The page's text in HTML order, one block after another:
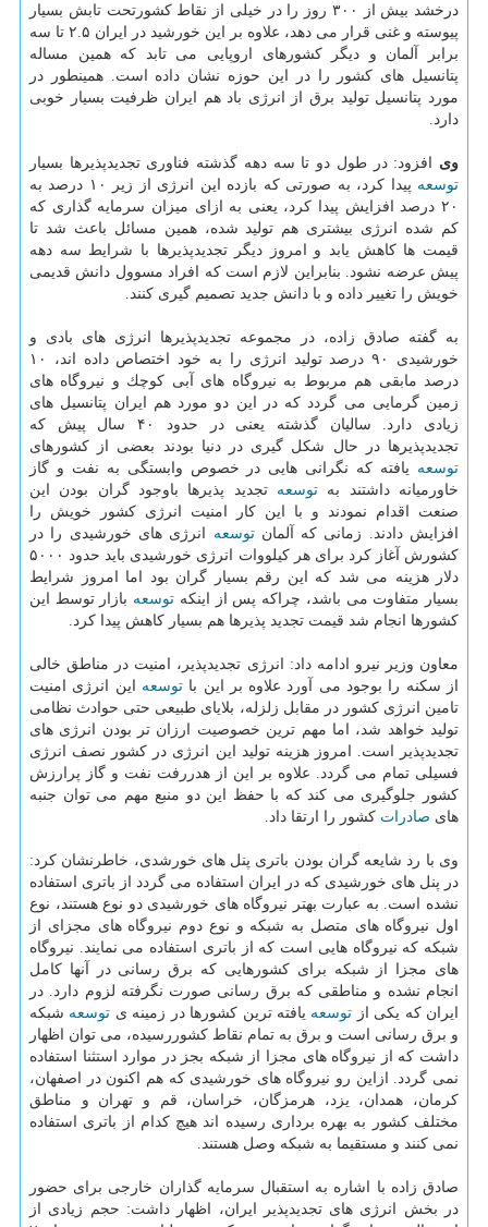
درخشد بیش از ۳۰۰ روز را در خیلی از نقاط كشورتحت تابش بسیار
پیوسته و غنی قرار می دهد، علاوه بر این خورشید در ایران ۲.۵ تا سه
برابر آلمان و دیگر كشورهای اروپایی می تابد كه همین مساله
پتانسیل های كشور را در این حوزه نشان داده است. همینطور در
مورد پتانسیل تولید برق از انرژی باد هم ایران ظرفیت بسیار خوبی
دارد.
وی افزود: در طول دو تا سه دهه گذشته فناوری تجدیدپذیرها بسیار
توسعه
پیدا كرد، به صورتی كه بازده این انرژی از زیر ۱۰ درصد به
۲۰ درصد افزایش پیدا كرد، یعنی به ازای میزان سرمایه گذاری كه
كم شده انرژی بیشتری هم تولید شده، همین مسائل باعث شد تا
قیمت ها كاهش یابد و امروز دیگر تجدیدپذیرها با شرایط سه دهه
پیش عرضه نشود. بنابراین لازم است كه افراد مسوول دانش قدیمی
خویش را تغییر داده و با دانش جدید تصمیم گیری كنند.
به گفته صادق زاده، در مجموعه تجدیدپذیرها انرژی های بادی و
خورشیدی ۹۰ درصد تولید انرژی را به خود اختصاص داده اند، ۱۰
درصد مابقی هم مربوط به نیروگاه های آبی كوچك و نیروگاه های
زمین گرمایی می گردد كه در این دو مورد هم ایران پتانسیل های
زیادی دارد. سالیان گذشته یعنی در حدود ۴۰ سال پیش كه
تجدیدپذیرها در حال شكل گیری در دنیا بودند بعضی از كشورهای
توسعه یافته كه نگرانی هایی در خصوص وابستگی به نفت و گاز
خاورمیانه داشتند به توسعه تجدید پذیرها باوجود گران بودن این
صنعت اقدام نمودند و با این كار امنیت انرژی كشور خویش را
افزایش دادند. زمانی كه آلمانتوسعه انرژی های خورشیدی را در
كشورش آغاز كرد برای هر كیلووات انرژی خورشیدی باید حدود ۵۰۰۰
دلار هزینه می شد كه این رقم بسیار گران بود اما امروز شرایط
بسیار متفاوت می باشد، چراكه پس از اینكه توسعه بازار توسط این
كشورها انجام شد قیمت تجدید پذیرها هم بسیار كاهش پیدا كرد.
معاون وزیر نیرو ادامه داد: انرژی تجدیدپذیر، امنیت در مناطق خالی
از سكنه را بوجود می آورد علاوه بر این باتوسعه این انرژی امنیت
تامین انرژی كشور در مقابل زلزله، بلایای طبیعی حتی حوادث نظامی
تولید خواهد شد، اما مهم ترین خصوصیت ارزان تر بودن انرژی های
تجدیدپذیر است. امروز هزینه تولید این انرژی در كشور نصف انرژی
فسیلی تمام می گردد. علاوه بر این از هدررفت نفت و گاز پرارزش
كشور جلوگیری می كند كه با حفظ این دو منبع مهم می توان جنبه
های صادرات كشور را ارتقا داد.
وی با رد شایعه گران بودن باتری پنل های خورشدی، خاطرنشان كرد:
در پنل های خورشیدی كه در ایران استفاده می گردد از باتری استفاده
نشده است. به عبارت بهتر نیروگاه های خورشیدی دو نوع هستند، نوع
اول نیروگاه های متصل به شبكه و نوع دوم نیروگاه های مجزای از
شبكه كه نیروگاه هایی است كه از باتری استفاده می نمایند. نیروگاه
های مجزا از شبكه برای كشورهایی كه برق رسانی در آنها كامل
انجام نشده و مناطقی كه برق رسانی صورت نگرفته لزوم دارد. در
ایران كه یكی از توسعه یافته ترین كشورها در زمینه ی توسعه شبكه
و برق رسانی است و برق به تمام نقاط كشوررسیده، می توان اظهار
داشت كه از نیروگاه های مجزا از شبكه بجز در موارد استثنا استفاده
نمی گردد. ازاین رو نیروگاه های خورشیدی كه هم اكنون در اصفهان،
كرمان، همدان، یزد، هرمزگان، خراسان، قم و تهران و مناطق
مختلف كشور به بهره برداری رسیده اند هیچ كدام از باتری استفاده
نمی كنند و مستقیما به شبكه وصل هستند.
صادق زاده با اشاره به استقبال سرمایه گذاران خارجی برای حضور
در بخش انرژی های تجدیدپذیر ایران، اظهار داشت: حجم زیادی از